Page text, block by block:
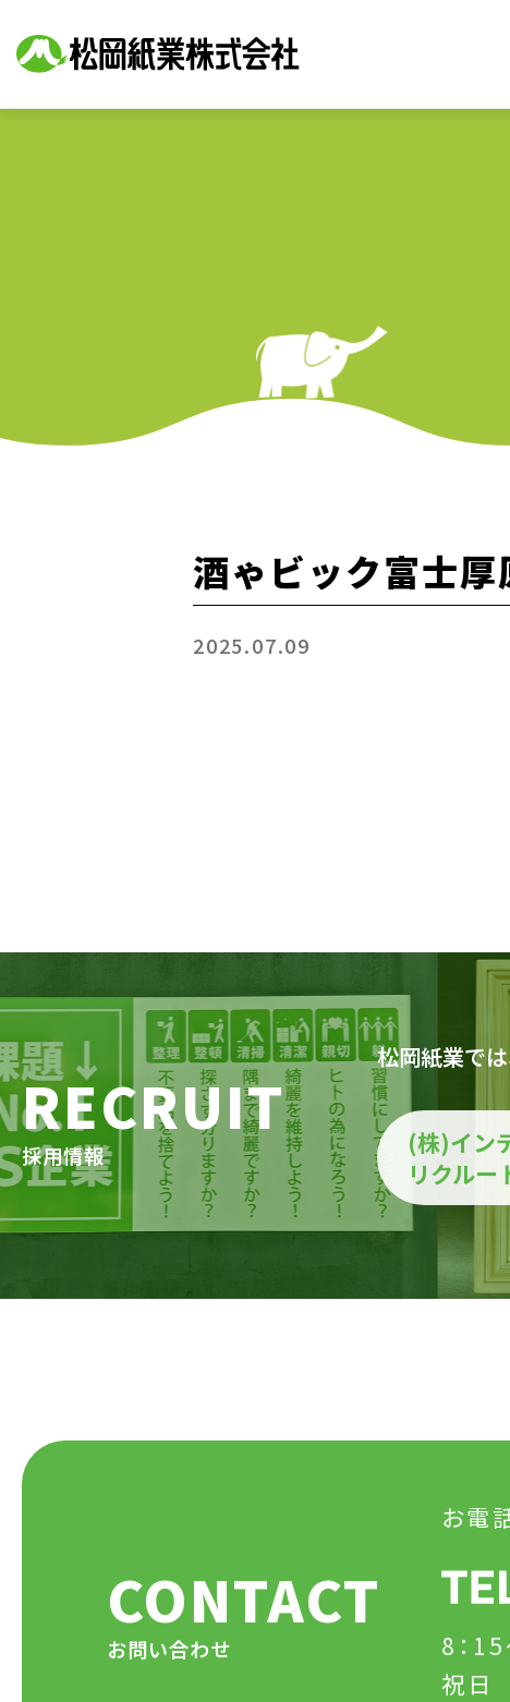
酒ゃビック富士厚
2025.07.09
RECRUIT
採用情報
松岡紙業で
(株)イン
リクルー
CONTACT
お問い合わせ
お電
8：
祝日